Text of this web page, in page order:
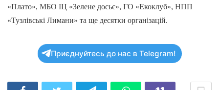
«Плато», МБО ІЦ «Зелене досьє», ГО «Екоклуб», НПП
«Тузлівські Лимани» та ще десятки організацій.
Приєднуйтесь до нас в Telegram!